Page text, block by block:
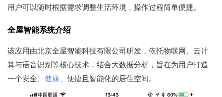
用户可以随时根据需求调整生活环境，操作过程简单便捷。
全屋智能系统介绍
该应用由北京全屋智能科技有限公司研发，依托物联网、云计
算与语音识别等核心技术，结合大数据分析，旨在为用户打造
一个安全、 健康 、便捷且智能化的居住空间。